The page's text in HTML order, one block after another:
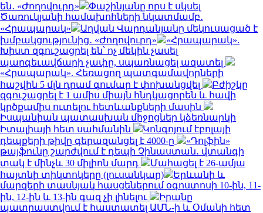
են․ «Ժողովուրդ»
Փաշինյանը որս է սկսել
Ծառուկյանի համախոհների նկատմամբ․
«Հրապարակ»
Աղվան Վարդանյանը մեկուսացած է
խմբակցությունից․ «Ժողովուրդ»
«Հրապարակ».
Խիստ զգուշացրել են՝ ոչ մեկին չասել
պարգեւավճարի չափը, սպառնացել ազատել
«Հրապարակ». Հեռացող պատգամավորների
հաշվին 5 մլն դրամ գումար է փոխանցվել
Բժիշկը
զգուշացրել է 1 ամիս միայն հնդկացորեն և հավի
կրծքամիս ուտելու հետևանքների մասին
Իսպանիան պատասխան միջոցներ կձեռնարկի
Իտալիայի հետ սահմանին
Կոնգոյում էբոլայի
դեպքերի թիվը գերազանցել է 4000-ը
«Դոլֆին»
թայֆունը շարժվում է դեպի Չինաստան․ վտանգի
տակ է մինչև 30 միլիոն մարդ
Մահացել է 26-ամյա
հայտնի տիկտոկերը (լուսանկար)
Երևանի և
մարզերի տասնյակ հասցեներում օգոստոսի 10-ին, 11-
ին, 12-ին և 13-ին գազ չի լինելու
Իրանը
պատրաստվում է հաստատել ԱՄՆ-ի և Օմանի հետ